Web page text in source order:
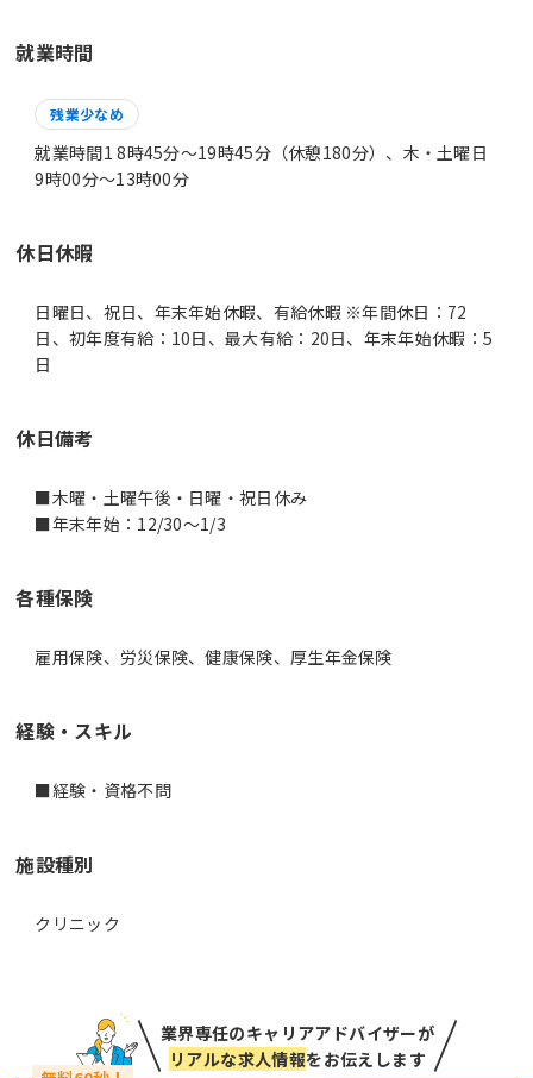
就業時間
残業少なめ
就業時間1 8時45分〜19時45分（休憩180分）、木・土曜日
9時00分〜13時00分
休日休暇
日曜日、祝日、年末年始休暇、有給休暇 ※年間休日：72
日、初年度有給：10日、最大有給：20日、年末年始休暇：5
日
休日備考
■木曜・土曜午後・日曜・祝日休み
■年末年始：12/30～1/3
各種保険
雇用保険、労災保険、健康保険、厚生年金保険
経験・スキル
■経験・資格不問
施設種別
クリニック
業界専任のキャリアアドバイザーが
リアルな求人情報をお伝えします